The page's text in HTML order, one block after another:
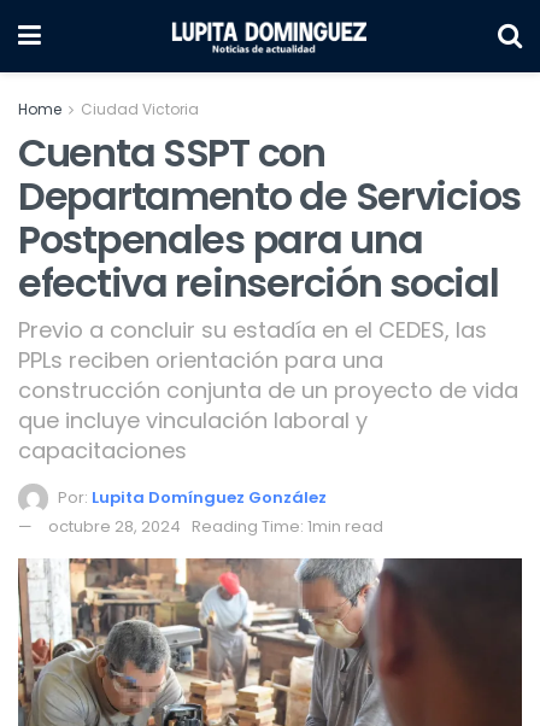
Home Ciudad Victoria
Cuenta SSPT con
Departamento de Servicios
Postpenales para una
efectiva reinserción social
Previo a concluir su estadía en el CEDES, las
PPLs reciben orientación para una
construcción conjunta de un proyecto de vida
que incluye vinculación laboral y
capacitaciones
Por: Lupita Domínguez González
octubre 28, 2024 Reading Time: 1min read